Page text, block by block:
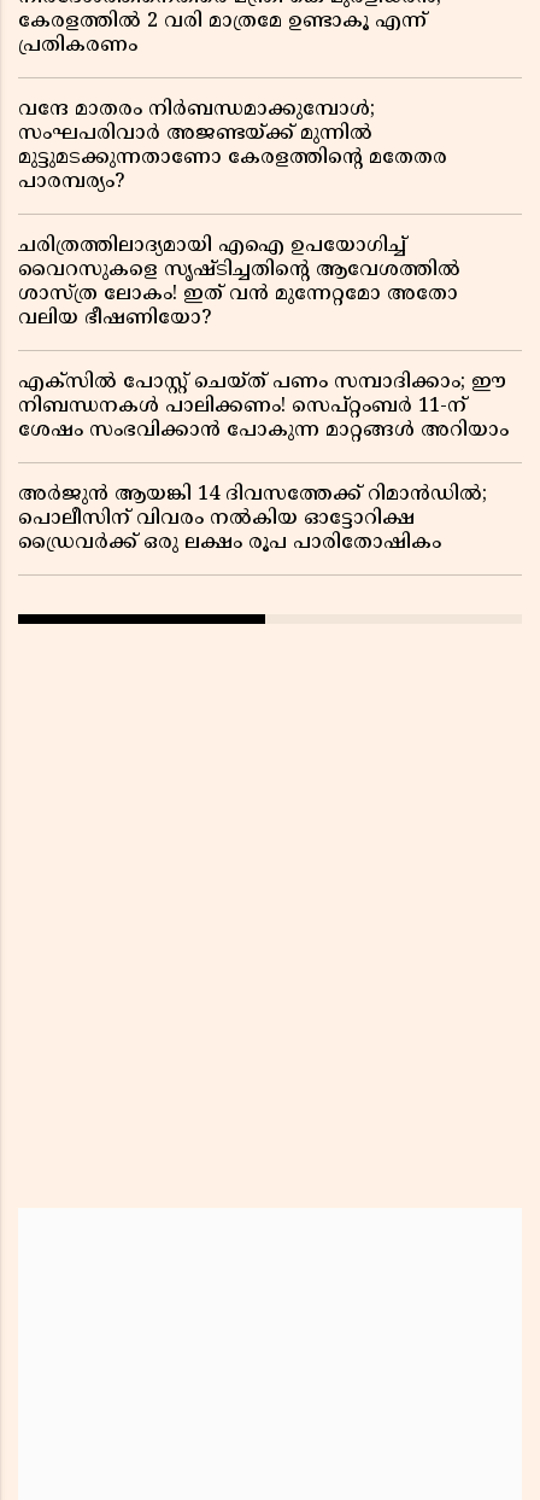
കേരളത്തിൽ 2 വരി മാത്രമേ ഉണ്ടാകൂ എന്ന്
പ്രതികരണം
വന്ദേ മാതരം നിർബന്ധമാക്കുമ്പോൾ;
സംഘപരിവാർ അജണ്ടയ്ക്ക് മുന്നിൽ
മുട്ടുമടക്കുന്നതാണോ കേരളത്തിന്റെ മതേതര
പാരമ്പര്യം?
ചരിത്രത്തിലാദ്യമായി എഐ ഉപയോഗിച്ച്
വൈറസുകളെ സൃഷ്ടിച്ചതിന്റെ ആവേശത്തിൽ
ശാസ്ത്ര ലോകം! ഇത് വൻ മുന്നേറ്റമോ അതോ
വലിയ ഭീഷണിയോ?
എക്സിൽ പോസ്റ്റ് ചെയ്ത് പണം സമ്പാദിക്കാം; ഈ
നിബന്ധനകൾ പാലിക്കണം! സെപ്റ്റംബർ 11-ന്
ശേഷം സംഭവിക്കാൻ പോകുന്ന മാറ്റങ്ങൾ അറിയാം
അർജുൻ ആയങ്കി 14 ദിവസത്തേക്ക് റിമാൻഡിൽ;
പൊലീസിന് വിവരം നൽകിയ ഓട്ടോറിക്ഷ
ഡ്രൈവർക്ക് ഒരു ലക്ഷം രൂപ പാരിതോഷികം